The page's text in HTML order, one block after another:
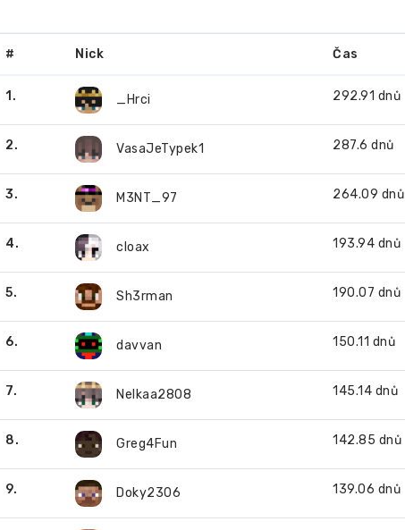
# Nick Čas
1. _Hrci 292.91 dnů
2. VasaJeTypek1 287.6 dnů
3. M3NT_97 264.09 dnů
4. cloax 193.94 dnů
5. Sh3rman 190.07 dnů
6. davvan 150.11 dnů
7. Nelkaa2808 145.14 dnů
8. Greg4Fun 142.85 dnů
9. Doky2306 139.06 dnů